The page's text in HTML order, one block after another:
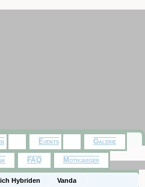
Hybriden Vanda
Events Galerie
FAQ Motivjaeger